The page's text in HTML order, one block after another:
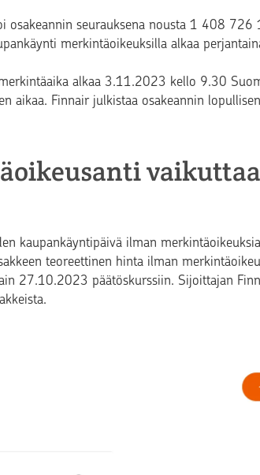
osakeannin seurauksena nousta 1 408 726
merkintäoikeuksilla alkaa
alkaa 3.11.2023 kello 9.30
aikaa. Finnair julkistaa osakeannin
kaupankäyntipäivä ilman
teoreettinen hinta ilman
27.10.2023 päätöskurssiin. Sijoittajan